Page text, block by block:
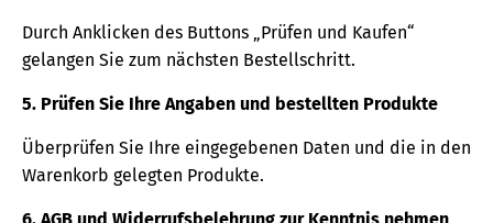
Durch Anklicken des Buttons „Prüfen und Kaufen“
gelangen Sie zum nächsten Bestellschritt.
5. Prüfen Sie Ihre Angaben und bestellten Produkte
Überprüfen Sie Ihre eingegebenen Daten und die in den
Warenkorb gelegten Produkte.